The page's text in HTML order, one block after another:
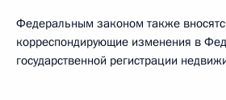
Федеральным законом также
корреспондирующие изменения в
государственной регистрации